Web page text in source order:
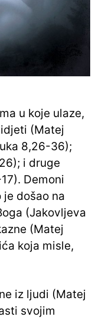
u koje ulaze,
(Matej
8,26-36);
i druge
Demoni
je došao na
(Jakovljeva
(Matej
koja misle,
iz ljudi (Matej
svojim